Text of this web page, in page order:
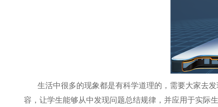
生活中很多的现象都是有科学道理的，需要大家去
容，让学生能够从中发现问题总结规律，并应用于实际